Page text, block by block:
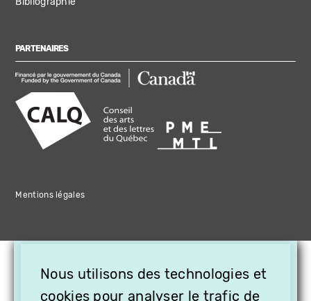
PARTENAIRES
Mentions légales
Nous utilisons des technologies et
cookies pour analyser le trafic de
OFFREZ LA VIDÉO EN